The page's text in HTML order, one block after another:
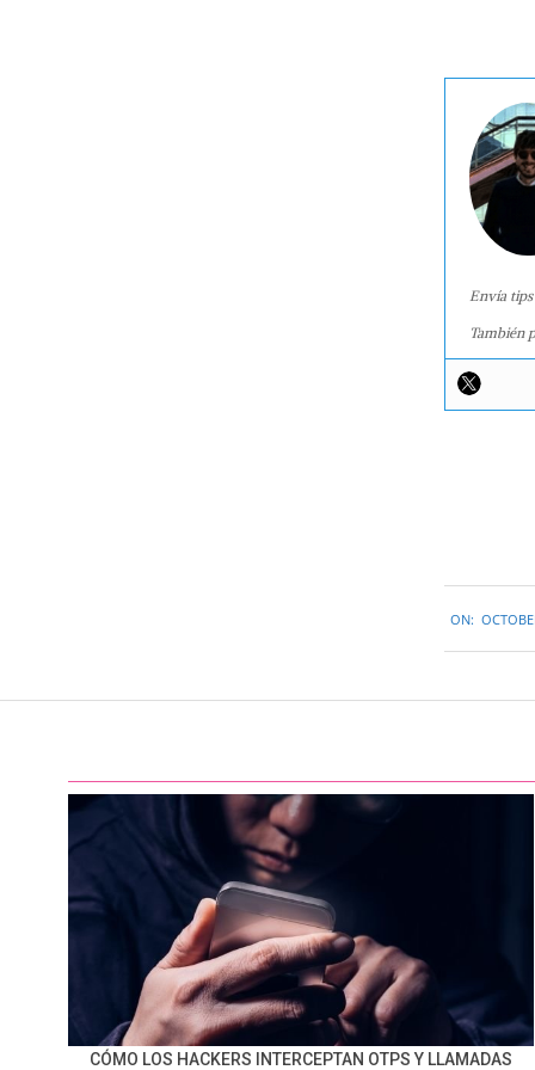
Envía
También
10-
10
ON:
CÓMO LOS HACKERS INTERCEPTAN OTPS Y LLAMADAS